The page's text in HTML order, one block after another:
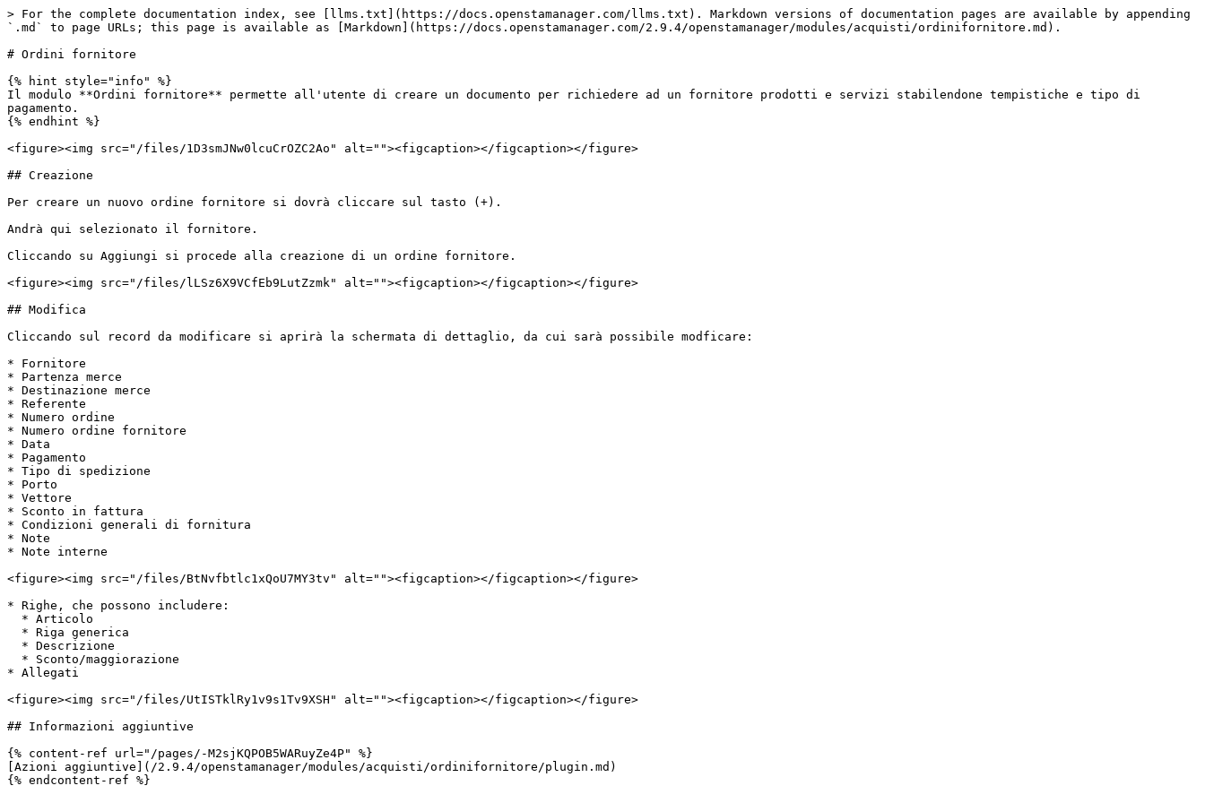
> For the complete documentation index, see [llms.txt](https://docs.openstamanager.com/llms.txt). Markdown versions of documentation pages are available by appending
`.md` to page URLs; this page is available as [Markdown](https://docs.openstamanager.com/2.9.4/openstamanager/modules/acquisti/ordinifornitore.md).
# Ordini fornitore
{% hint style="info" %}
Il modulo **Ordini fornitore** permette all'utente di creare un documento per richiedere ad un fornitore prodotti e servizi stabilendone tempistiche e tipo di
pagamento.
{% endhint %}
<figure><img src="/files/1D3smJNw0lcuCrOZC2Ao" alt=""><figcaption></figcaption></figure>
## Creazione
Per creare un nuovo ordine fornitore si dovrà cliccare sul tasto (+).
Andrà qui selezionato il fornitore.
Cliccando su Aggiungi si procede alla creazione di un ordine fornitore.
<figure><img src="/files/lLSz6X9VCfEb9LutZzmk" alt=""><figcaption></figcaption></figure>
## Modifica
Cliccando sul record da modificare si aprirà la schermata di dettaglio, da cui sarà possibile modficare:
* Fornitore
* Partenza merce
* Destinazione merce
* Referente
* Numero ordine
* Numero ordine fornitore
* Data
* Pagamento
* Tipo di spedizione
* Porto
* Vettore
* Sconto in fattura
* Condizioni generali di fornitura
* Note
* Note interne
<figure><img src="/files/BtNvfbtlc1xQoU7MY3tv" alt=""><figcaption></figcaption></figure>
* Righe, che possono includere:
* Allegati
<figure><img src="/files/UtISTklRy1v9s1Tv9XSH" alt=""><figcaption></figcaption></figure>
## Informazioni aggiuntive
{% content-ref url="/pages/-M2sjKQPOB5WARuyZe4P" %}
[Azioni aggiuntive](/2.9.4/openstamanager/modules/acquisti/ordinifornitore/plugin.md)
{% endcontent-ref %}